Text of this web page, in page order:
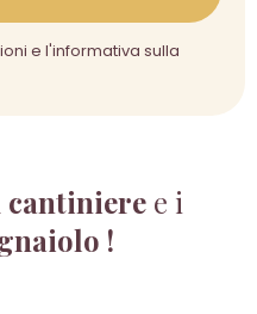
cantiniere e i
!
e l'informativa sulla